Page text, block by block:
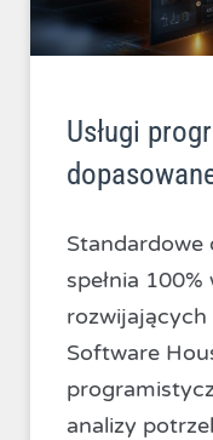
Usługi
Standardowe
spełnia
rozwijających
Software
analizy